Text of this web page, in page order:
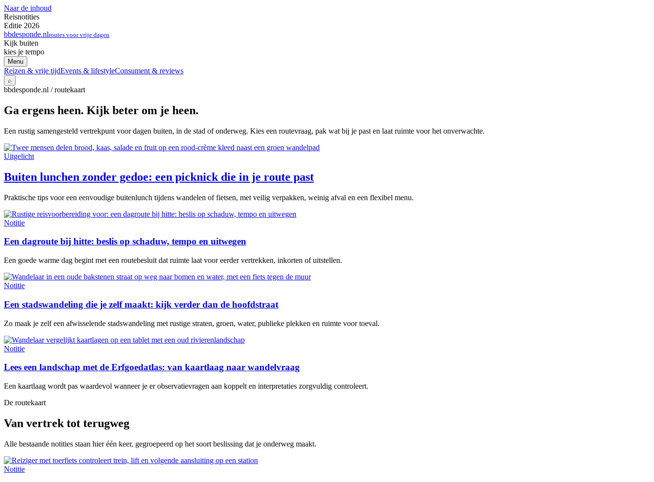
Naar de inhoud
Reisnotities
Editie 2026
bbdesponde.nlroutes voor vrije dagen
Kijk buiten
kies je tempo
Menu
Reizen & vrije tijdEvents & lifestyleConsument & reviews
⌕
bbdesponde.nl / routekaart
Ga ergens heen. Kijk beter om je heen.
Een rustig samengesteld vertrekpunt voor dagen buiten, in de stad of onderweg. Kies een routevraag, pak wat bij je past en laat ruimte voor het onverwachte.
Uitgelicht
Buiten lunchen zonder gedoe: een picknick die in je route past
Praktische tips voor een eenvoudige buitenlunch tijdens wandelen of fietsen, met veilig verpakken, weinig afval en een flexibel menu.
Notitie
Een dagroute bij hitte: beslis op schaduw, tempo en uitwegen
Een goede warme dag begint met een routebesluit dat ruimte laat voor eerder vertrekken, inkorten of uitstellen.
Notitie
Een stadswandeling die je zelf maakt: kijk verder dan de hoofdstraat
Zo maak je zelf een afwisselende stadswandeling met rustige straten, groen, water, publieke plekken en ruimte voor toeval.
Notitie
Lees een landschap met de Erfgoedatlas: van kaartlaag naar wandelvraag
Een kaartlaag wordt pas waardevol wanneer je er observatievragen aan koppelt en interpretaties zorgvuldig controleert.
De routekaart
Van vertrek tot terugweg
Alle bestaande notities staan hier één keer, gegroepeerd op het soort beslissing dat je onderweg maakt.
Notitie